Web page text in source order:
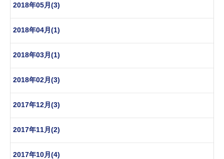
2018年05月(3)
2018年04月(1)
2018年03月(1)
2018年02月(3)
2017年12月(3)
2017年11月(2)
2017年10月(4)